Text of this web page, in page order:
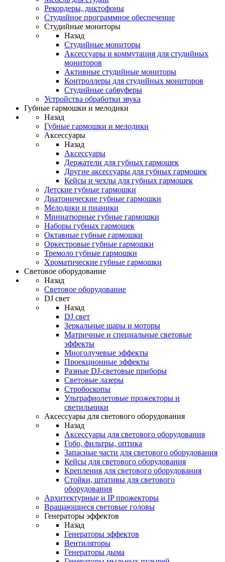
Рекордеры, диктофоны
Студийное программное обеспечение
Студийные мониторы
Назад
Студийные мониторы
Аксессуары и коммутация для студийных
мониторов
Активные студийные мониторы
Контроллеры для студийных мониторов
Студийные сабвуферы
Устройства обработки звука
Губные гармошки и мелодики
Назад
Губные гармошки и мелодики
Аксессуары
Назад
Аксессуары
Держатели для губных гармошек
Другие аксессуары для губных гармошек
Кейсы и чехлы для губных гармошек
Детские губные гармошки
Диатонические губные гармошки
Мелодики и пианики
Миниатюрные губные гармошки
Наборы губных гармошек
Октавные губные гармошки
Оркестровые губные гармошки
Тремоло губные гармошки
Хроматические губные гармошки
Световое оборудование
Назад
Световое оборудование
DJ свет
Назад
DJ свет
Зеркальные шары и моторы
Матричные и специальные световые
эффекты
Многолучевые эффекты
Проекционные эффекты
Разные DJ-световые приборы
Световые лазеры
Стробоскопы
Ультрафиолетовые прожекторы и
светильники
Аксессуары для светового оборудования
Назад
Аксессуары для светового оборудования
Гобо, фильтры, оптика
Запасные части для светового оборудования
Кейсы для светового оборудования
Крепления для светового оборудования
Стойки, штативы для светового
оборудования
Архитектурные и IP прожекторы
Вращающиеся световые головы
Генераторы эффектов
Назад
Генераторы эффектов
Вентиляторы
Генераторы дыма